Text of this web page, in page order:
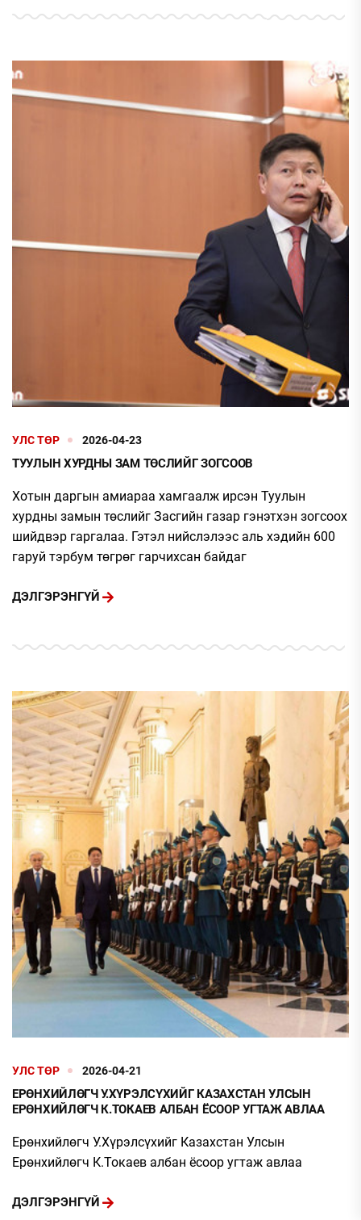
УЛС ТӨР 2026-04-23
ТУУЛЫН ХУРДНЫ ЗАМ ТӨСЛИЙГ ЗОГСООВ
Хотын даргын амиараа хамгаалж ирсэн Туулын
хурдны замын төслийг Засгийн газар гэнэтхэн зогсоох
шийдвэр гаргалаа. Гэтэл нийслэлээс аль хэдийн 600
гаруй тэрбум төгрөг гарчихсан байдаг
ДЭЛГЭРЭНГҮЙ
УЛС ТӨР 2026-04-21
ЕРӨНХИЙЛӨГЧ У.ХҮРЭЛСҮХИЙГ КАЗАХСТАН УЛСЫН
ЕРӨНХИЙЛӨГЧ К.ТОКАЕВ АЛБАН ЁСООР УГТАЖ АВЛАА
Ерөнхийлөгч У.Хүрэлсүхийг Казахстан Улсын
Ерөнхийлөгч К.Токаев албан ёсоор угтаж авлаа
ДЭЛГЭРЭНГҮЙ